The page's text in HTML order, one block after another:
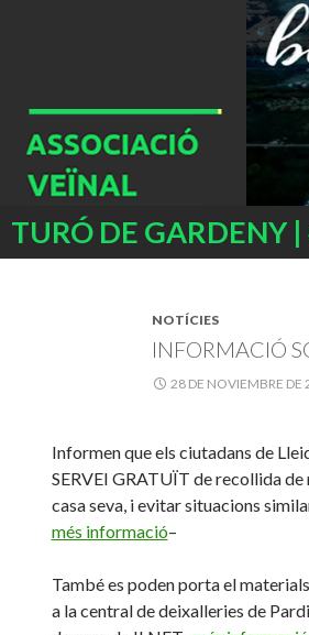
TURÓ DE GARDENY
Buscar
NOTÍCIES
INFORMACIÓ
28 DE NOVIEMBRE DE
Informen que els ciutadans de
SERVEI GRATUÏT de recollida
casa seva, i evitar situacions
més informació–
També es poden porta el
a la central de deixalleries de